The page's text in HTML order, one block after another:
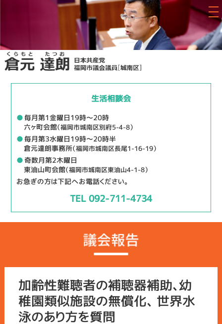
生活相談会
●毎月第1金曜日19時～20時
六ヶ町会館（福岡市城南区別府5-4-8）
●毎月第3水曜日19時～20時半
倉元達朗事務所（福岡市城南区長尾1-16-19）
●奇数月第2木曜日
東油山町会館（福岡市城南区東油山4-1-8）
お急ぎの方は下記へお電話ください。
TEL 092-711-4734
加齢性難聴者の補聴器補助、幼
稚園類似施設の無償化、 世界水
泳のあり方を質問